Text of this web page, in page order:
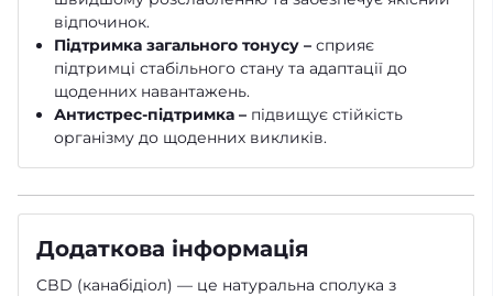
відпочинок.
Підтримка загального тонусу – сприяє
підтримці стабільного стану та адаптації до
щоденних навантажень.
Антистрес-підтримка – підвищує стійкість
організму до щоденних викликів.
Додаткова інформація
CBD (канабідіол) — це натуральна сполука з